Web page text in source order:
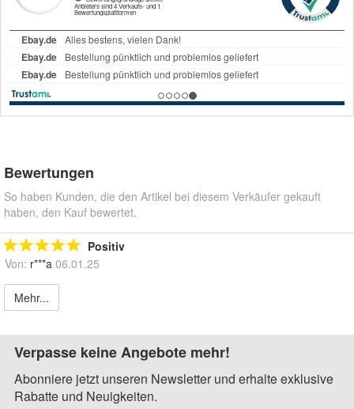
Bewertungen
So haben Kunden, die den Artikel bei diesem Verkäufer gekauft
haben, den Kauf bewertet.
Positiv
Von: r***a 06.01.25
Mehr...
Verpasse keine Angebote mehr!
Abonniere jetzt unseren Newsletter und erhalte exklusive
Rabatte und Neuigkeiten.